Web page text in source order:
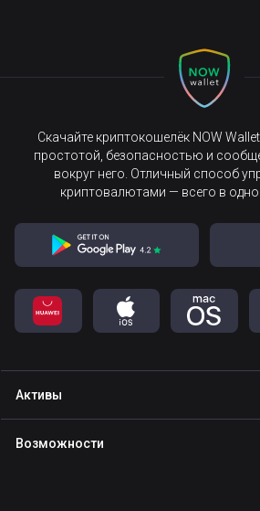
Скачайте криптокошелёк NOW
простотой, безопасностью и
вокруг него. Отличный способ
криптовалютами — всего в
Активы
Возможности